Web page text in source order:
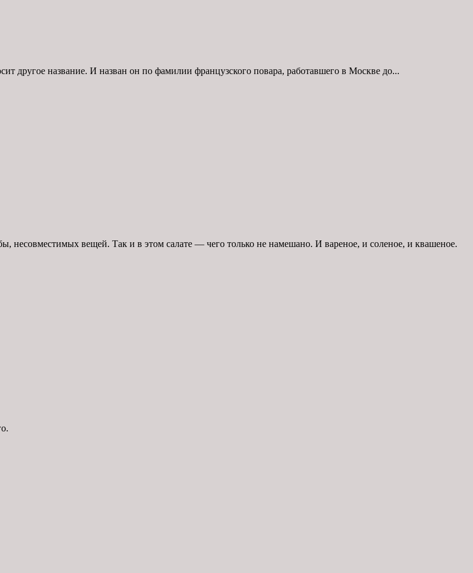
другое название. И назван он по фамилии французского повара, работавшего в Москве до...
несовместимых вещей. Так и в этом салате — чего только не намешано. И вареное, и соленое, и квашеное.